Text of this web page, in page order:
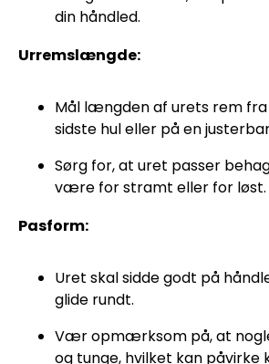
din håndled.
Urremslængde:
Mål længden af urets rem
sidste hul eller på en
Sørg for, at uret passer
være for stramt eller for løst.
Pasform:
Uret skal sidde godt på
glide rundt.
Vær opmærksom på, at
og tunge, hvilket kan påvirke